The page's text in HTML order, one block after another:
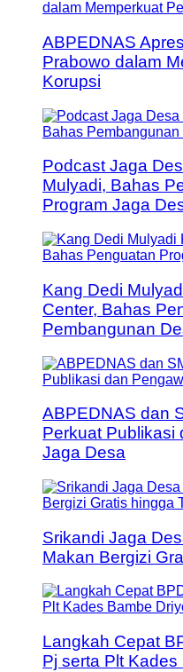
ABPEDNAS
Prabowo dalam
Korupsi
Podcast Jaga
Mulyadi, Bahas
Program Jaga
Kang Dedi
Center, Bahas
Pembangunan
ABPEDNAS dan
Perkuat Publikasi
Jaga Desa
Srikandi Jaga
Makan Bergizi
Langkah Cepat
Pj serta Plt